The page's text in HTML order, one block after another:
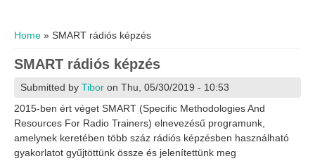
Home » SMART rádiós képzés
SMART rádiós képzés
Submitted by Tibor on Thu, 05/30/2019 - 10:53
2015-ben ért véget SMART (Specific Methodologies And
Resources For Radio Trainers) elnevezésű programunk,
amelynek keretében több száz rádiós képzésben használható
gyakorlatot gyűjtöttünk össze és jelenítettünk meg